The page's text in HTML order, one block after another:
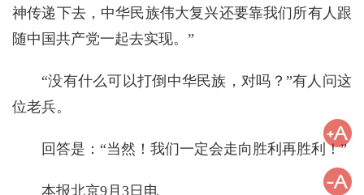
神传递下去，中华民族伟大复兴还要靠我们所有人跟
随中国共产党一起去实现。”
“没有什么可以打倒中华民族，对吗？”有人问这
位老兵。
回答是：“当然！我们一定会走向胜利再胜利！”
本报北京9月3日电